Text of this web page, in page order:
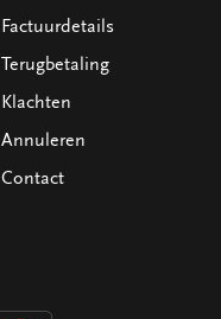
Factuurdetails
Terugbetaling
Klachten
Annuleren
Contact